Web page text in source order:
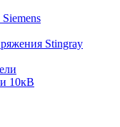
Stingray
10кВ